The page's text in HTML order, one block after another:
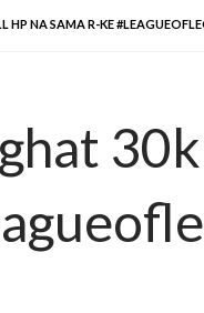
HP NA SAMA R-KE